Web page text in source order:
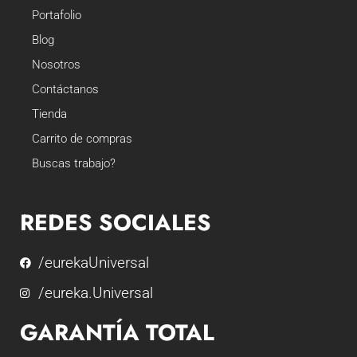
Portafolio
Blog
Nosotros
Contáctanos
Tienda
Carrito de compras
Buscas trabajo?
REDES SOCIALES
/eurekaUniversal
/eureka.Universal
GARANTÍA TOTAL